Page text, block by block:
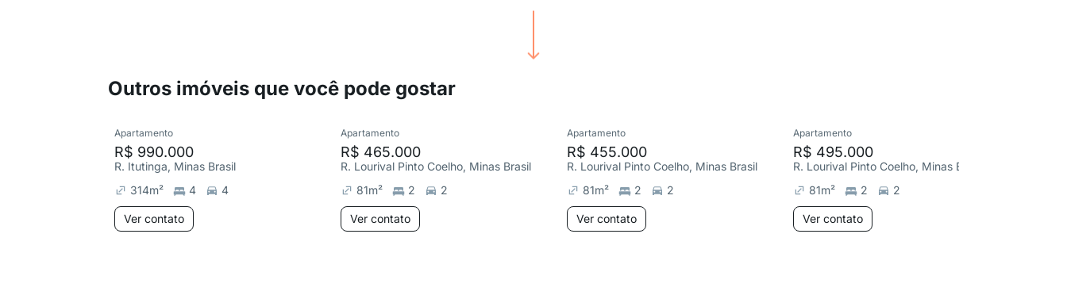
Outros imóveis que você pode gostar
Apartamento
R$ 990.000
R. Itutinga, Minas Brasil
314m² 4 4
Ver contato
Apartamento
R$ 465.000
R. Lourival Pinto Coelho, Minas Brasil
81m² 2 2
Ver contato
Apartamento
R$ 455.000
R. Lourival Pinto Coelho, Minas Brasil
81m² 2 2
Ver contato
Apartamento
R$ 495.000
R. Lourival Pinto Coelho, Minas Brasil
81m² 2 2
Ver contato